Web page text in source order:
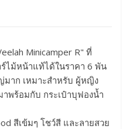
Minicamper R" ที่
ไม้หน้าแท้ได้ในราคา 6 พัน
มาก เหมาะสำหรับ ผู้หญิง
พร้อมกับ กระเป๋าบุฟองน้ำ
สีเข้มๆ โชว์สี และลายสวย